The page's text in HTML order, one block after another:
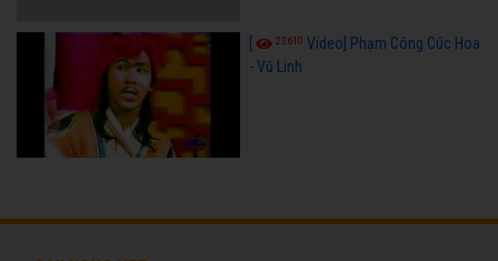
23610 Video] Phạm Công Cúc Hoa
- Vũ Linh